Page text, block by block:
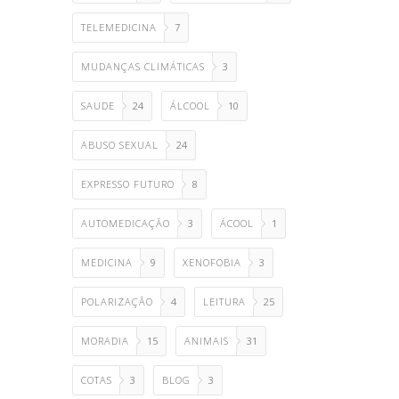
TELEMEDICINA 7
MUDANÇAS CLIMÁTICAS 3
SAUDE 24 ÁLCOOL 10
ABUSO SEXUAL 24
EXPRESSO FUTURO 8
AUTOMEDICAÇÃO 3 ÁCOOL 1
MEDICINA 9 XENOFOBIA 3
POLARIZAÇÃO 4 LEITURA 25
MORADIA 15 ANIMAIS 31
COTAS 3 BLOG 3